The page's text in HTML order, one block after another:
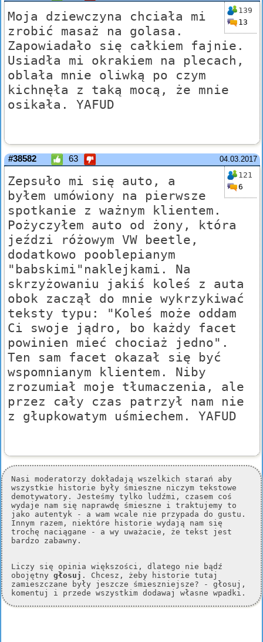
139
13
Moja dziewczyna chciała mi
zrobić masaż na golasa.
Zapowiadało się całkiem fajnie.
Usiadła mi okrakiem na plecach,
oblała mnie oliwką po czym
kichnęła z taką mocą, że mnie
osikała. YAFUD
04.03.2017
#38582 63
121
6
Zepsuło mi się auto, a
byłem umówiony na pierwsze
spotkanie z ważnym klientem.
Pożyczyłem auto od żony, która
jeździ różowym VW beetle,
dodatkowo pooblepianym
"babskimi"naklejkami. Na
skrzyżowaniu jakiś koleś z auta
obok zaczął do mnie wykrzykiwać
teksty typu: "Koleś może oddam
Ci swoje jądro, bo każdy facet
powinien mieć chociaż jedno".
Ten sam facet okazał się być
wspomnianym klientem. Niby
zrozumiał moje tłumaczenia, ale
przez cały czas patrzył nam nie
z głupkowatym uśmiechem. YAFUD
Nasi moderatorzy dokładają wszelkich starań aby
wszystkie historie były śmieszne niczym tekstowe
demotywatory. Jesteśmy tylko ludźmi, czasem coś
wydaje nam się naprawdę śmieszne i traktujemy to
jako autentyk - a wam wcale nie przypada do gustu.
Innym razem, niektóre historie wydają nam się
trochę naciągane - a wy uważacie, że tekst jest
bardzo zabawny.
Liczy się opinia większości, dlatego nie bądź
obojętny głosuj . Chcesz, żeby historie tutaj
zamieszczane były jeszcze śmieszniejsze? - głosuj,
komentuj i przede wszystkim dodawaj własne wpadki.